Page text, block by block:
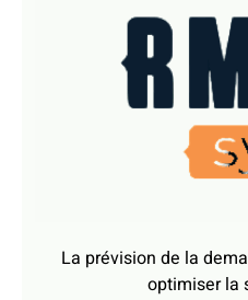
La prévision de la
optimiser la